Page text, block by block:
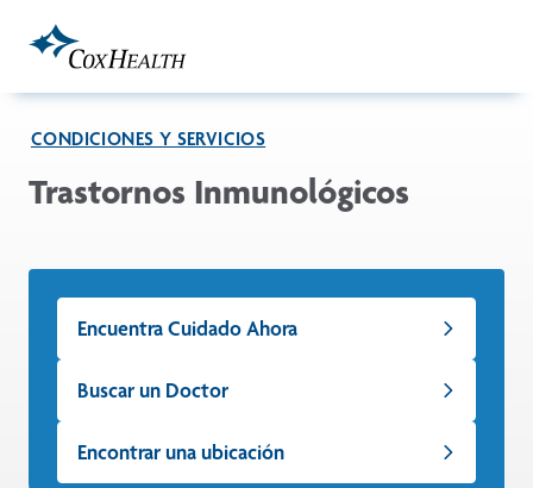
CONDICIONES Y SERVICIOS
Trastornos Inmunológicos
Encuentra Cuidado Ahora
Buscar un Doctor
Encontrar una ubicación